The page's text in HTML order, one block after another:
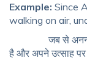
Example: Since
walking on air,
जब से अनन्या को
है और अपने उत्साह पर